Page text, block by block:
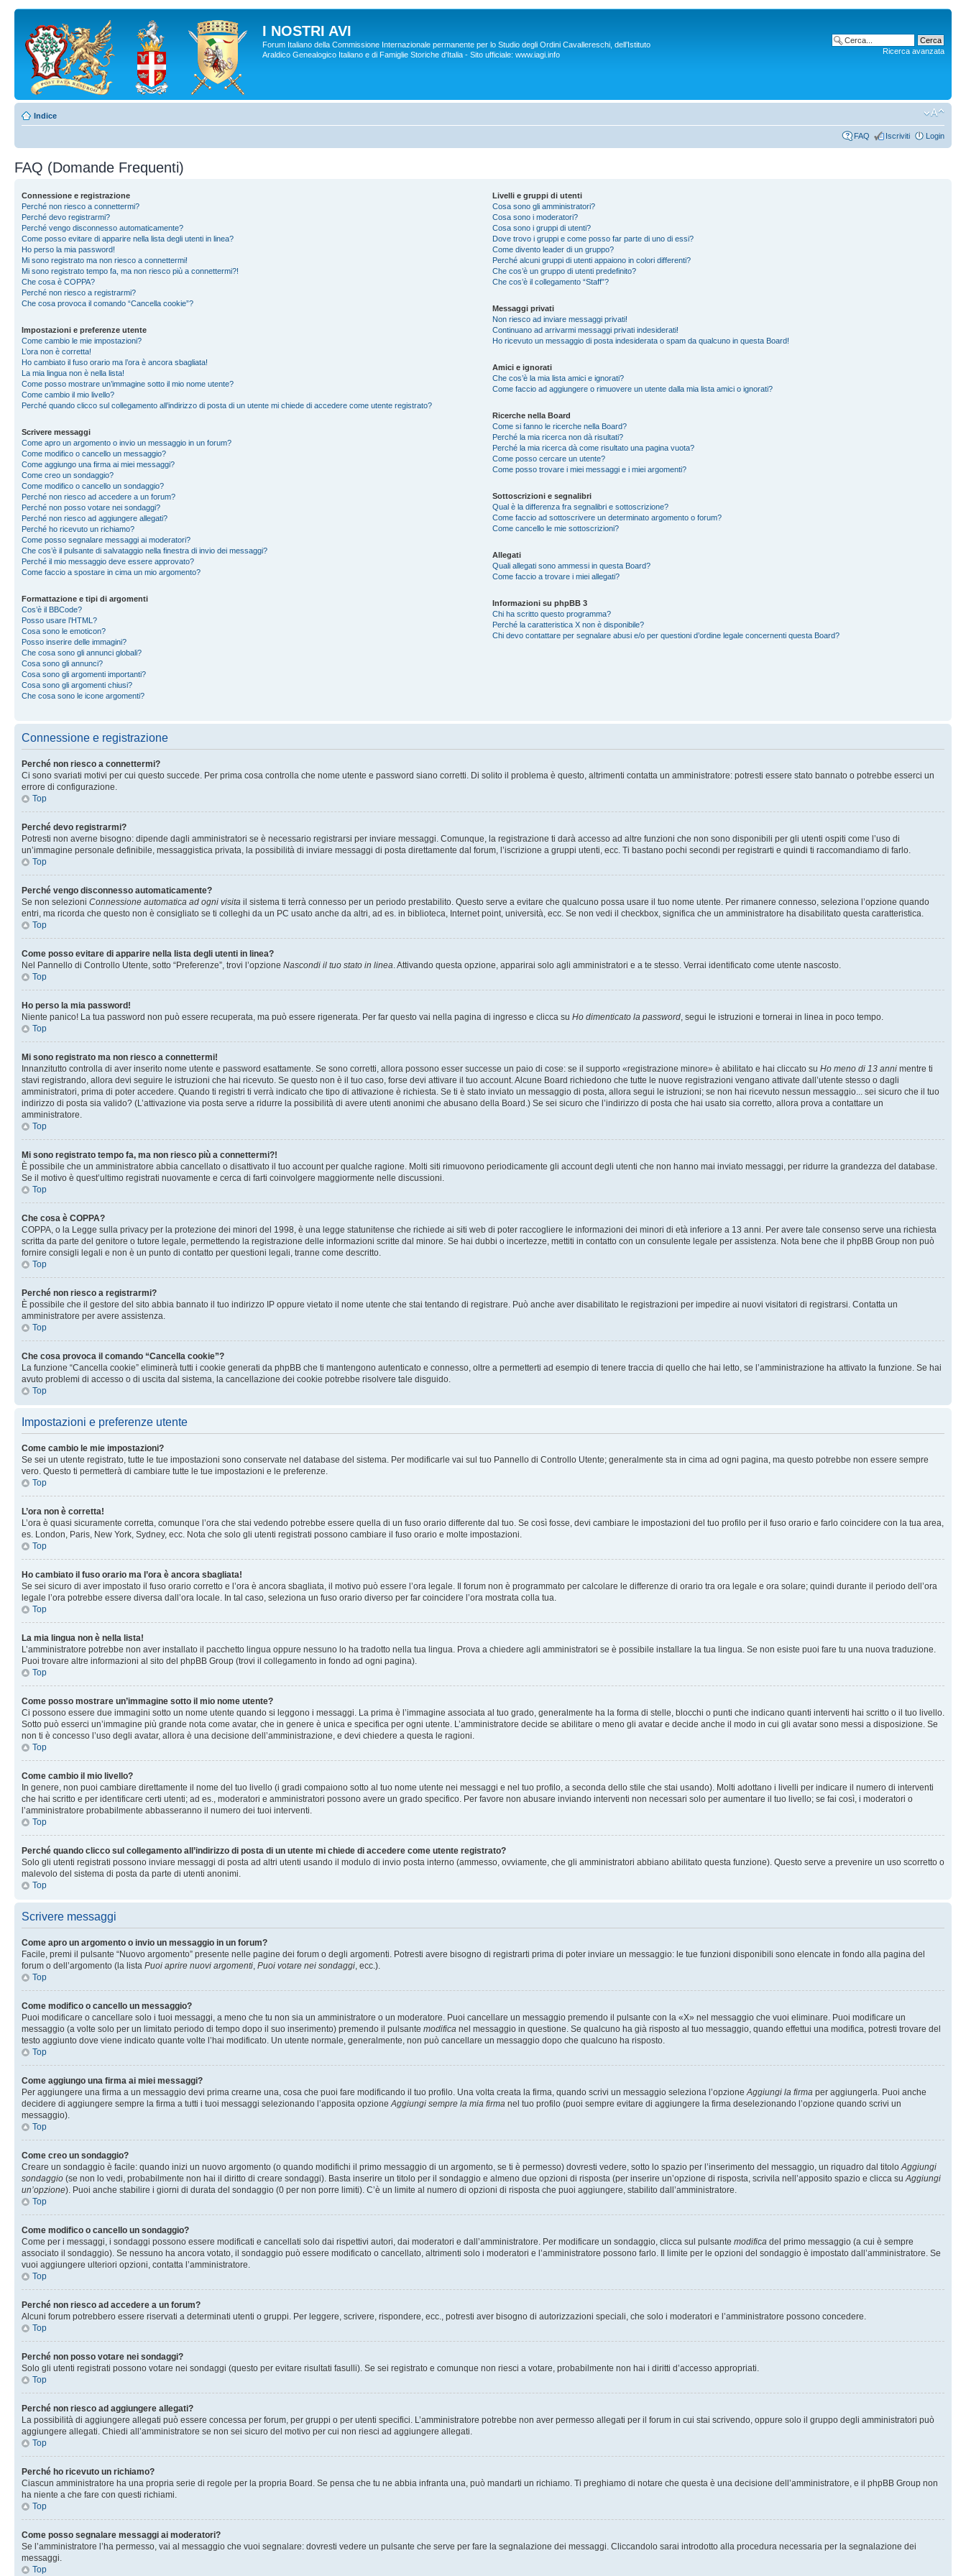
I NOSTRI AVI
Forum Italiano della Commissione Internazionale permanente per lo Studio degli Ordini Cavallereschi, dell’Istituto
Araldico Genealogico Italiano e di Famiglie Storiche d'Italia - Sito ufficiale: www.iagi.info
Ricerca avanzata
Indice
FAQ Iscriviti Login
FAQ (Domande Frequenti)
Connessione e registrazione
Perché non riesco a connettermi?
Perché devo registrarmi?
Perché vengo disconnesso automaticamente?
Come posso evitare di apparire nella lista degli utenti in linea?
Ho perso la mia password!
Mi sono registrato ma non riesco a connettermi!
Mi sono registrato tempo fa, ma non riesco più a connettermi?!
Che cosa è COPPA?
Perché non riesco a registrarmi?
Che cosa provoca il comando “Cancella cookie”?
Impostazioni e preferenze utente
Come cambio le mie impostazioni?
L’ora non è corretta!
Ho cambiato il fuso orario ma l’ora è ancora sbagliata!
La mia lingua non è nella lista!
Come posso mostrare un’immagine sotto il mio nome utente?
Come cambio il mio livello?
Perché quando clicco sul collegamento all’indirizzo di posta di un utente mi chiede di accedere come utente registrato?
Scrivere messaggi
Come apro un argomento o invio un messaggio in un forum?
Come modifico o cancello un messaggio?
Come aggiungo una firma ai miei messaggi?
Come creo un sondaggio?
Come modifico o cancello un sondaggio?
Perché non riesco ad accedere a un forum?
Perché non posso votare nei sondaggi?
Perché non riesco ad aggiungere allegati?
Perché ho ricevuto un richiamo?
Come posso segnalare messaggi ai moderatori?
Che cos’è il pulsante di salvataggio nella finestra di invio dei messaggi?
Perché il mio messaggio deve essere approvato?
Come faccio a spostare in cima un mio argomento?
Formattazione e tipi di argomenti
Cos’è il BBCode?
Posso usare l’HTML?
Cosa sono le emoticon?
Posso inserire delle immagini?
Che cosa sono gli annunci globali?
Cosa sono gli annunci?
Cosa sono gli argomenti importanti?
Cosa sono gli argomenti chiusi?
Che cosa sono le icone argomenti?
Livelli e gruppi di utenti
Cosa sono gli amministratori?
Cosa sono i moderatori?
Cosa sono i gruppi di utenti?
Dove trovo i gruppi e come posso far parte di uno di essi?
Come divento leader di un gruppo?
Perché alcuni gruppi di utenti appaiono in colori differenti?
Che cos’è un gruppo di utenti predefinito?
Che cos’è il collegamento “Staff”?
Messaggi privati
Non riesco ad inviare messaggi privati!
Continuano ad arrivarmi messaggi privati indesiderati!
Ho ricevuto un messaggio di posta indesiderata o spam da qualcuno in questa Board!
Amici e ignorati
Che cos’è la mia lista amici e ignorati?
Come faccio ad aggiungere o rimuovere un utente dalla mia lista amici o ignorati?
Ricerche nella Board
Come si fanno le ricerche nella Board?
Perché la mia ricerca non dà risultati?
Perché la mia ricerca dà come risultato una pagina vuota?
Come posso cercare un utente?
Come posso trovare i miei messaggi e i miei argomenti?
Sottoscrizioni e segnalibri
Qual è la differenza fra segnalibri e sottoscrizione?
Come faccio ad sottoscrivere un determinato argomento o forum?
Come cancello le mie sottoscrizioni?
Allegati
Quali allegati sono ammessi in questa Board?
Come faccio a trovare i miei allegati?
Informazioni su phpBB 3
Chi ha scritto questo programma?
Perché la caratteristica X non è disponibile?
Chi devo contattare per segnalare abusi e/o per questioni d’ordine legale concernenti questa Board?
Connessione e registrazione
Perché non riesco a connettermi?
Ci sono svariati motivi per cui questo succede. Per prima cosa controlla che nome utente e password siano corretti. Di solito il problema è questo, altrimenti contatta un amministratore: potresti essere stato bannato o potrebbe esserci un
errore di configurazione.
Top
Perché devo registrarmi?
Potresti non averne bisogno: dipende dagli amministratori se è necessario registrarsi per inviare messaggi. Comunque, la registrazione ti darà accesso ad altre funzioni che non sono disponibili per gli utenti ospiti come l’uso di
un’immagine personale definibile, messaggistica privata, la possibilità di inviare messaggi di posta direttamente dal forum, l’iscrizione a gruppi utenti, ecc. Ti bastano pochi secondi per registrarti e quindi ti raccomandiamo di farlo.
Top
Perché vengo disconnesso automaticamente?
Se non selezioni Connessione automatica ad ogni visita il sistema ti terrà connesso per un periodo prestabilito. Questo serve a evitare che qualcuno possa usare il tuo nome utente. Per rimanere connesso, seleziona l’opzione quando
entri, ma ricorda che questo non è consigliato se ti colleghi da un PC usato anche da altri, ad es. in biblioteca, Internet point, università, ecc. Se non vedi il checkbox, significa che un amministratore ha disabilitato questa caratteristica.
Top
Come posso evitare di apparire nella lista degli utenti in linea?
Nel Pannello di Controllo Utente, sotto “Preferenze”, trovi l’opzione Nascondi il tuo stato in linea. Attivando questa opzione, apparirai solo agli amministratori e a te stesso. Verrai identificato come utente nascosto.
Top
Ho perso la mia password!
Niente panico! La tua password non può essere recuperata, ma può essere rigenerata. Per far questo vai nella pagina di ingresso e clicca su Ho dimenticato la password, segui le istruzioni e tornerai in linea in poco tempo.
Top
Mi sono registrato ma non riesco a connettermi!
Innanzitutto controlla di aver inserito nome utente e password esattamente. Se sono corretti, allora possono esser successe un paio di cose: se il supporto «registrazione minore» è abilitato e hai cliccato su Ho meno di 13 anni mentre ti
stavi registrando, allora devi seguire le istruzioni che hai ricevuto. Se questo non è il tuo caso, forse devi attivare il tuo account. Alcune Board richiedono che tutte le nuove registrazioni vengano attivate dall’utente stesso o dagli
amministratori, prima di poter accedere. Quando ti registri ti verrà indicato che tipo di attivazione è richiesta. Se ti è stato inviato un messaggio di posta, allora segui le istruzioni; se non hai ricevuto nessun messaggio... sei sicuro che il tuo
indirizzo di posta sia valido? (L’attivazione via posta serve a ridurre la possibilità di avere utenti anonimi che abusano della Board.) Se sei sicuro che l’indirizzo di posta che hai usato sia corretto, allora prova a contattare un
amministratore.
Top
Mi sono registrato tempo fa, ma non riesco più a connettermi?!
È possibile che un amministratore abbia cancellato o disattivato il tuo account per qualche ragione. Molti siti rimuovono periodicamente gli account degli utenti che non hanno mai inviato messaggi, per ridurre la grandezza del database.
Se il motivo è quest’ultimo registrati nuovamente e cerca di farti coinvolgere maggiormente nelle discussioni.
Top
Che cosa è COPPA?
COPPA, o la Legge sulla privacy per la protezione dei minori del 1998, è una legge statunitense che richiede ai siti web di poter raccogliere le informazioni dei minori di età inferiore a 13 anni. Per avere tale consenso serve una richiesta
scritta da parte del genitore o tutore legale, permettendo la registrazione delle informazioni scritte dal minore. Se hai dubbi o incertezze, mettiti in contatto con un consulente legale per assistenza. Nota bene che il phpBB Group non può
fornire consigli legali e non è un punto di contatto per questioni legali, tranne come descritto.
Top
Perché non riesco a registrarmi?
È possibile che il gestore del sito abbia bannato il tuo indirizzo IP oppure vietato il nome utente che stai tentando di registrare. Può anche aver disabilitato le registrazioni per impedire ai nuovi visitatori di registrarsi. Contatta un
amministratore per avere assistenza.
Top
Che cosa provoca il comando “Cancella cookie”?
La funzione “Cancella cookie” eliminerà tutti i cookie generati da phpBB che ti mantengono autenticato e connesso, oltre a permetterti ad esempio di tenere traccia di quello che hai letto, se l’amministrazione ha attivato la funzione. Se hai
avuto problemi di accesso o di uscita dal sistema, la cancellazione dei cookie potrebbe risolvere tale disguido.
Top
Impostazioni e preferenze utente
Come cambio le mie impostazioni?
Se sei un utente registrato, tutte le tue impostazioni sono conservate nel database del sistema. Per modificarle vai sul tuo Pannello di Controllo Utente; generalmente sta in cima ad ogni pagina, ma questo potrebbe non essere sempre
vero. Questo ti permetterà di cambiare tutte le tue impostazioni e le preferenze.
Top
L’ora non è corretta!
L’ora è quasi sicuramente corretta, comunque l’ora che stai vedendo potrebbe essere quella di un fuso orario differente dal tuo. Se così fosse, devi cambiare le impostazioni del tuo profilo per il fuso orario e farlo coincidere con la tua area,
es. London, Paris, New York, Sydney, ecc. Nota che solo gli utenti registrati possono cambiare il fuso orario e molte impostazioni.
Top
Ho cambiato il fuso orario ma l’ora è ancora sbagliata!
Se sei sicuro di aver impostato il fuso orario corretto e l’ora è ancora sbagliata, il motivo può essere l’ora legale. Il forum non è programmato per calcolare le differenze di orario tra ora legale e ora solare; quindi durante il periodo dell’ora
legale l’ora potrebbe essere diversa dall’ora locale. In tal caso, seleziona un fuso orario diverso per far coincidere l’ora mostrata colla tua.
Top
La mia lingua non è nella lista!
L’amministratore potrebbe non aver installato il pacchetto lingua oppure nessuno lo ha tradotto nella tua lingua. Prova a chiedere agli amministratori se è possibile installare la tua lingua. Se non esiste puoi fare tu una nuova traduzione.
Puoi trovare altre informazioni al sito del phpBB Group (trovi il collegamento in fondo ad ogni pagina).
Top
Come posso mostrare un’immagine sotto il mio nome utente?
Ci possono essere due immagini sotto un nome utente quando si leggono i messaggi. La prima è l’immagine associata al tuo grado, generalmente ha la forma di stelle, blocchi o punti che indicano quanti interventi hai scritto o il tuo livello.
Sotto può esserci un’immagine più grande nota come avatar, che in genere è unica e specifica per ogni utente. L’amministratore decide se abilitare o meno gli avatar e decide anche il modo in cui gli avatar sono messi a disposizione. Se
non ti è concesso l’uso degli avatar, allora è una decisione dell’amministrazione, e devi chiedere a questa le ragioni.
Top
Come cambio il mio livello?
In genere, non puoi cambiare direttamente il nome del tuo livello (i gradi compaiono sotto al tuo nome utente nei messaggi e nel tuo profilo, a seconda dello stile che stai usando). Molti adottano i livelli per indicare il numero di interventi
che hai scritto e per identificare certi utenti; ad es., moderatori e amministratori possono avere un grado specifico. Per favore non abusare inviando interventi non necessari solo per aumentare il tuo livello; se fai così, i moderatori o
l’amministratore probabilmente abbasseranno il numero dei tuoi interventi.
Top
Perché quando clicco sul collegamento all’indirizzo di posta di un utente mi chiede di accedere come utente registrato?
Solo gli utenti registrati possono inviare messaggi di posta ad altri utenti usando il modulo di invio posta interno (ammesso, ovviamente, che gli amministratori abbiano abilitato questa funzione). Questo serve a prevenire un uso scorretto o
malevolo del sistema di posta da parte di utenti anonimi.
Top
Scrivere messaggi
Come apro un argomento o invio un messaggio in un forum?
Facile, premi il pulsante “Nuovo argomento” presente nelle pagine dei forum o degli argomenti. Potresti avere bisogno di registrarti prima di poter inviare un messaggio: le tue funzioni disponibili sono elencate in fondo alla pagina del
forum o dell’argomento (la lista Puoi aprire nuovi argomenti, Puoi votare nei sondaggi, ecc.).
Top
Come modifico o cancello un messaggio?
Puoi modificare o cancellare solo i tuoi messaggi, a meno che tu non sia un amministratore o un moderatore. Puoi cancellare un messaggio premendo il pulsante con la «X» nel messaggio che vuoi eliminare. Puoi modificare un
messaggio (a volte solo per un limitato periodo di tempo dopo il suo inserimento) premendo il pulsante modifica nel messaggio in questione. Se qualcuno ha già risposto al tuo messaggio, quando effettui una modifica, potresti trovare del
testo aggiunto dove viene indicato quante volte l’hai modificato. Un utente normale, generalmente, non può cancellare un messaggio dopo che qualcuno ha risposto.
Top
Come aggiungo una firma ai miei messaggi?
Per aggiungere una firma a un messaggio devi prima crearne una, cosa che puoi fare modificando il tuo profilo. Una volta creata la firma, quando scrivi un messaggio seleziona l’opzioneAggiungi la firma per aggiungerla. Puoi anche
decidere di aggiungere sempre la firma a tutti i tuoi messaggi selezionando l’apposita opzioneAggiungi sempre la mia firma nel tuo profilo (puoi sempre evitare di aggiungere la firma deselezionando l’opzione quando scrivi un
messaggio).
Top
Come creo un sondaggio?
Creare un sondaggio è facile: quando inizi un nuovo argomento (o quando modifichi il primo messaggio di un argomento, se ti è permesso) dovresti vedere, sotto lo spazio per l’inserimento del messaggio, un riquadro dal titoloAggiungi
sondaggio (se non lo vedi, probabilmente non hai il diritto di creare sondaggi). Basta inserire un titolo per il sondaggio e almeno due opzioni di risposta (per inserire un’opzione di risposta, scrivila nell’apposito spazio e clicca suAggiungi
un’opzione). Puoi anche stabilire i giorni di durata del sondaggio (0 per non porre limiti). C’è un limite al numero di opzioni di risposta che puoi aggiungere, stabilito dall’amministratore.
Top
Come modifico o cancello un sondaggio?
Come per i messaggi, i sondaggi possono essere modificati e cancellati solo dai rispettivi autori, dai moderatori e dall’amministratore. Per modificare un sondaggio, clicca sul pulsante modifica del primo messaggio (a cui è sempre
associato il sondaggio). Se nessuno ha ancora votato, il sondaggio può essere modificato o cancellato, altrimenti solo i moderatori e l’amministratore possono farlo. Il limite per le opzioni del sondaggio è impostato dall’amministratore. Se
vuoi aggiungere ulteriori opzioni, contatta l’amministratore.
Top
Perché non riesco ad accedere a un forum?
Alcuni forum potrebbero essere riservati a determinati utenti o gruppi. Per leggere, scrivere, rispondere, ecc., potresti aver bisogno di autorizzazioni speciali, che solo i moderatori e l’amministratore possono concedere.
Top
Perché non posso votare nei sondaggi?
Solo gli utenti registrati possono votare nei sondaggi (questo per evitare risultati fasulli). Se sei registrato e comunque non riesci a votare, probabilmente non hai i diritti d’accesso appropriati.
Top
Perché non riesco ad aggiungere allegati?
La possibilità di aggiungere allegati può essere concessa per forum, per gruppi o per utenti specifici. L’amministratore potrebbe non aver permesso allegati per il forum in cui stai scrivendo, oppure solo il gruppo degli amministratori può
aggiungere allegati. Chiedi all’amministratore se non sei sicuro del motivo per cui non riesci ad aggiungere allegati.
Top
Perché ho ricevuto un richiamo?
Ciascun amministratore ha una propria serie di regole per la propria Board. Se pensa che tu ne abbia infranta una, può mandarti un richiamo. Ti preghiamo di notare che questa è una decisione dell’amministratore, e il phpBB Group non
ha niente a che fare con questi richiami.
Top
Come posso segnalare messaggi ai moderatori?
Se l’amministratore l’ha permesso, vai al messaggio che vuoi segnalare: dovresti vedere un pulsante che serve per fare la segnalazione dei messaggi. Cliccandolo sarai introdotto alla procedura necessaria per la segnalazione dei
messaggi.
Top